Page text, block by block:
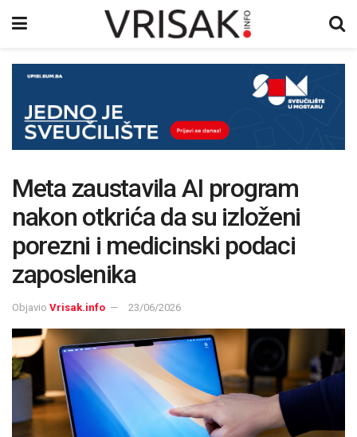
Meta zaustavila AI program
nakon otkrića da su izloženi
porezni i medicinski podaci
zaposlenika
Objavio Vrisak.info 23/06/2026